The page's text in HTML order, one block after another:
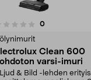
0arvostelut
Clean 600
varsi-imuri
Ljud & Bild -lehden